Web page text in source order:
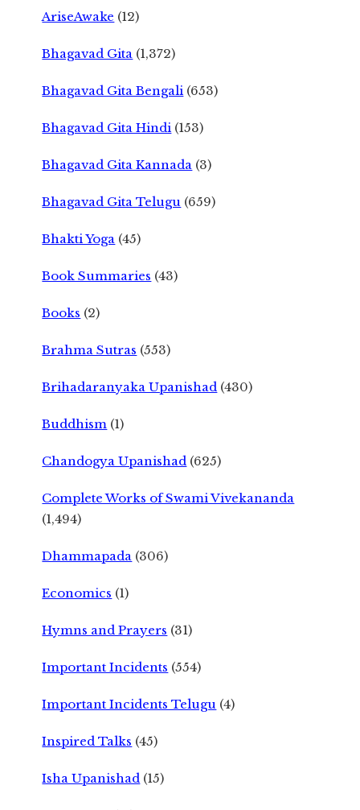
AriseAwake (12)
Bhagavad Gita (1,372)
Bhagavad Gita Bengali (653)
Bhagavad Gita Hindi (153)
Bhagavad Gita Kannada (3)
Bhagavad Gita Telugu (659)
Bhakti Yoga (45)
Book Summaries (43)
Books (2)
Brahma Sutras (553)
Brihadaranyaka Upanishad (430)
Buddhism (1)
Chandogya Upanishad (625)
Complete Works of Swami Vivekananda
(1,494)
Dhammapada (306)
Economics (1)
Hymns and Prayers (31)
Important Incidents (554)
Important Incidents Telugu (4)
Inspired Talks (45)
Isha Upanishad (15)